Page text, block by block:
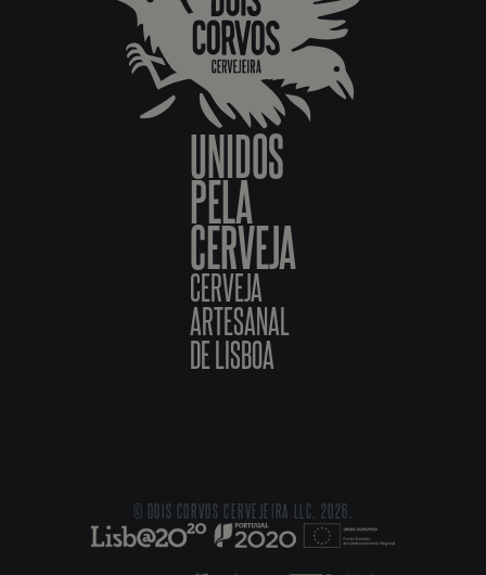
UNIDOS
PELA
CERVEJA
CERVEJA
ARTESANAL
DE LISBOA
© DOIS CORVOS CERVEJEIRA LLC, 2026.